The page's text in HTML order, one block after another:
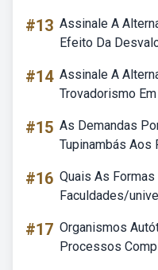
#13 Assinale A
Efeito Da
#14 Assinale A
Trovadorismo
#15 As Demandas
Tupinambás Aos
#16 Quais As
Faculdades/
#17 Organismos
Processos